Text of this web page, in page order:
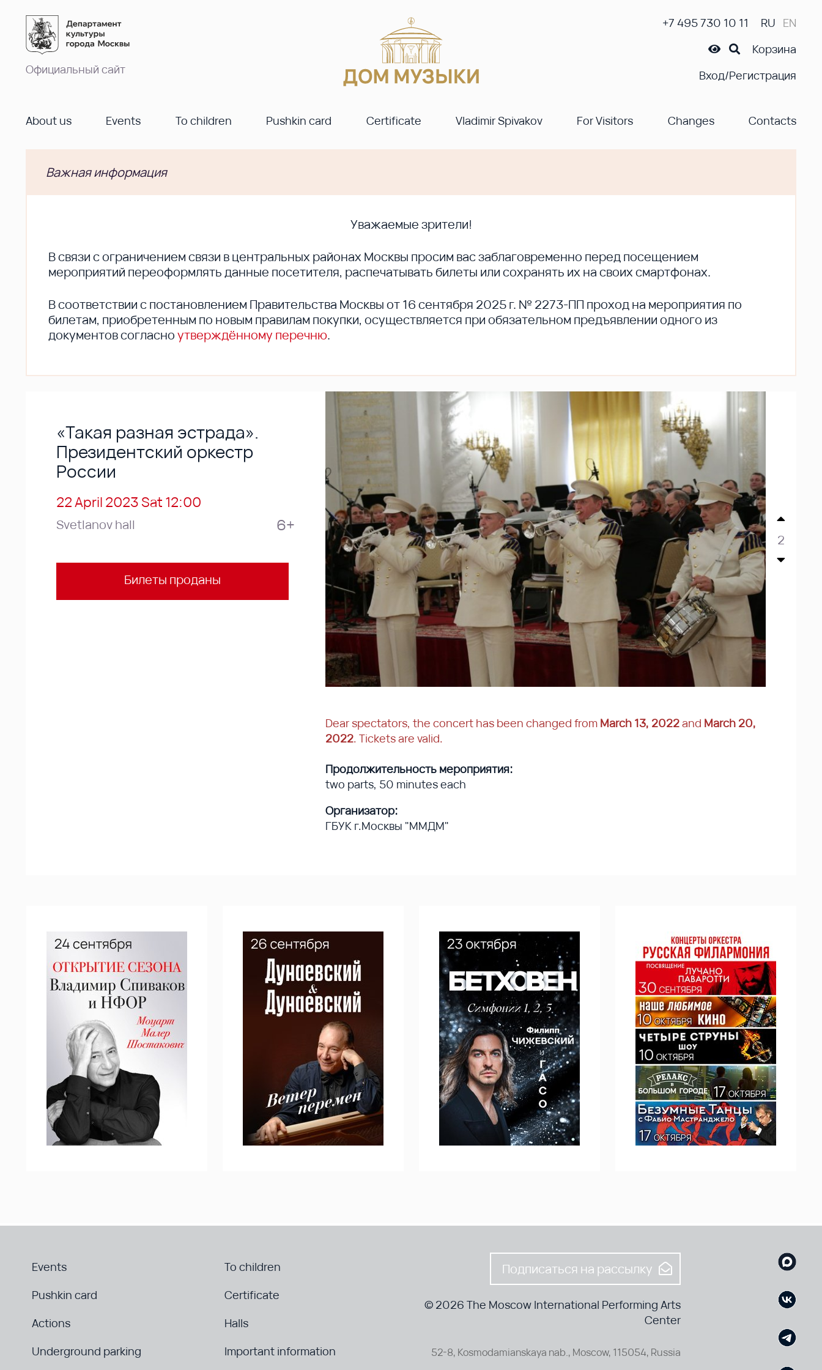
Официальный сайт
+7 495 730 10 11 RU EN
Корзина
Вход/Регистрация
About us Events To children Pushkin card Certificate Vladimir Spivakov For Visitors Changes Contacts
Важная информация
Уважаемые зрители!
В cвязи с ограничением связи в центральных районах Москвы просим вас заблаговременно перед посещением
мероприятий переоформлять данные посетителя, распечатывать билеты или сохранять их на своих смартфонах.
В соответствии с постановлением Правительства Москвы от 16 сентября 2025 г. № 2273-ПП проход на мероприятия по
билетам, приобретенным по новым правилам покупки, осуществляется при обязательном предъявлении одного из
документов согласноутверждённому перечню.
«Такая разная эстрада».
Президентский оркестр
России
22 April 2023 Sat 12:00
Svetlanov hall 6+
Билеты проданы
2
Dear spectators, the concert has been changed from March 13, 2022and March 20,
2022. Tickets are valid.
Продолжительность мероприятия:
two parts, 50 minutes each
Организатор:
ГБУК г.Москвы "ММДМ"
Events
To children
Pushkin card
Certificate
Actions
Halls
Underground parking
Important information
Подписаться на рассылку
© 2026 The Moscow International Performing Arts
Center
52-8, Kosmodamianskaya nab., Moscow, 115054, Russia